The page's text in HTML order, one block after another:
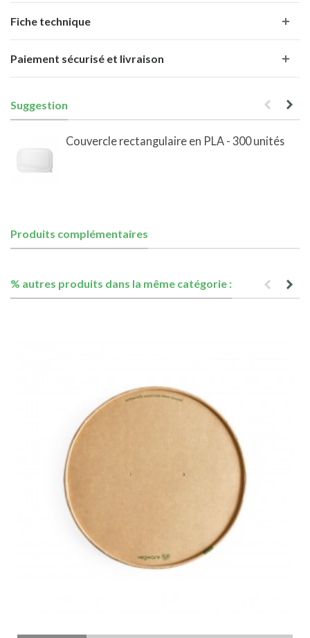
Fiche technique
Paiement sécurisé et livraison
Suggestion
Couvercle rectangulaire en PLA - 300 unités
Produits complémentaires
% autres produits dans la même catégorie :